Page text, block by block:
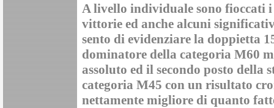
A livello individuale sono fioccati
vittorie ed anche alcuni
sento di evidenziare la doppietta
dominatore della categoria M60
assoluto ed il secondo posto della
categoria M45 con un risultato
nettamente migliore di quanto